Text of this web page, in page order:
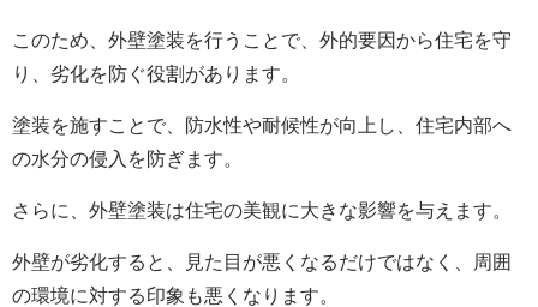
このため、外壁塗装を行うことで、外的要因から住宅を守
り、劣化を防ぐ役割があります。
塗装を施すことで、防水性や耐候性が向上し、住宅内部へ
の水分の侵入を防ぎます。
さらに、外壁塗装は住宅の美観に大きな影響を与えます。
外壁が劣化すると、見た目が悪くなるだけではなく、周囲
の環境に対する印象も悪くなります。